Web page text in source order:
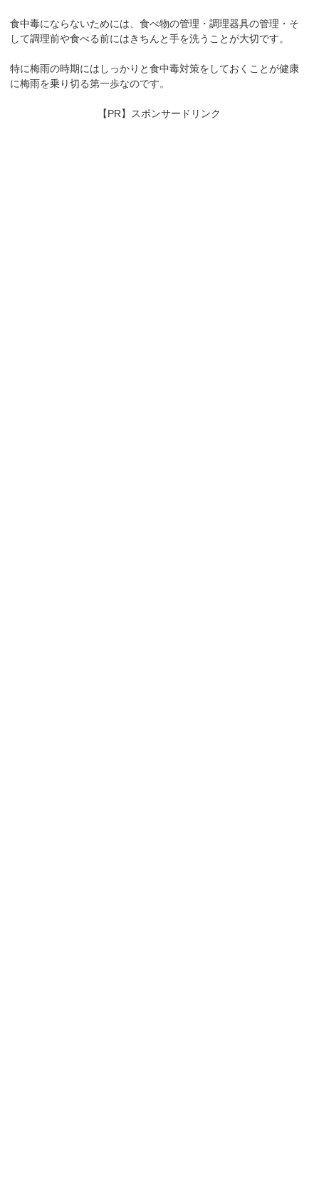
食中毒にならないためには、食べ物の管理・調理器具の管理・そ
して調理前や食べる前にはきちんと手を洗うことが大切です。
特に梅雨の時期にはしっかりと食中毒対策をしておくことが健康
に梅雨を乗り切る第一歩なのです。
【PR】スポンサードリンク